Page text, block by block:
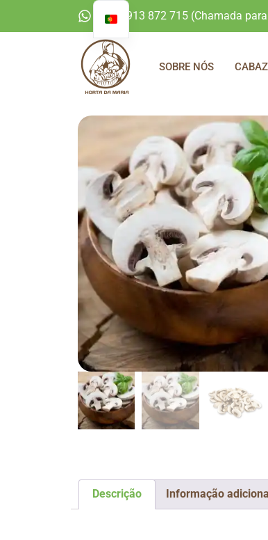
+351 913 872 715 (Chamada
SOBRE NÓS
Descrição Informação adicional